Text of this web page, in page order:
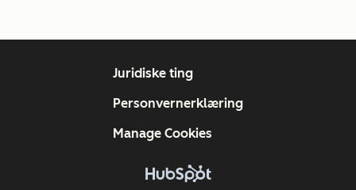
Juridiske ting
Personvernerklæring
Manage Cookies